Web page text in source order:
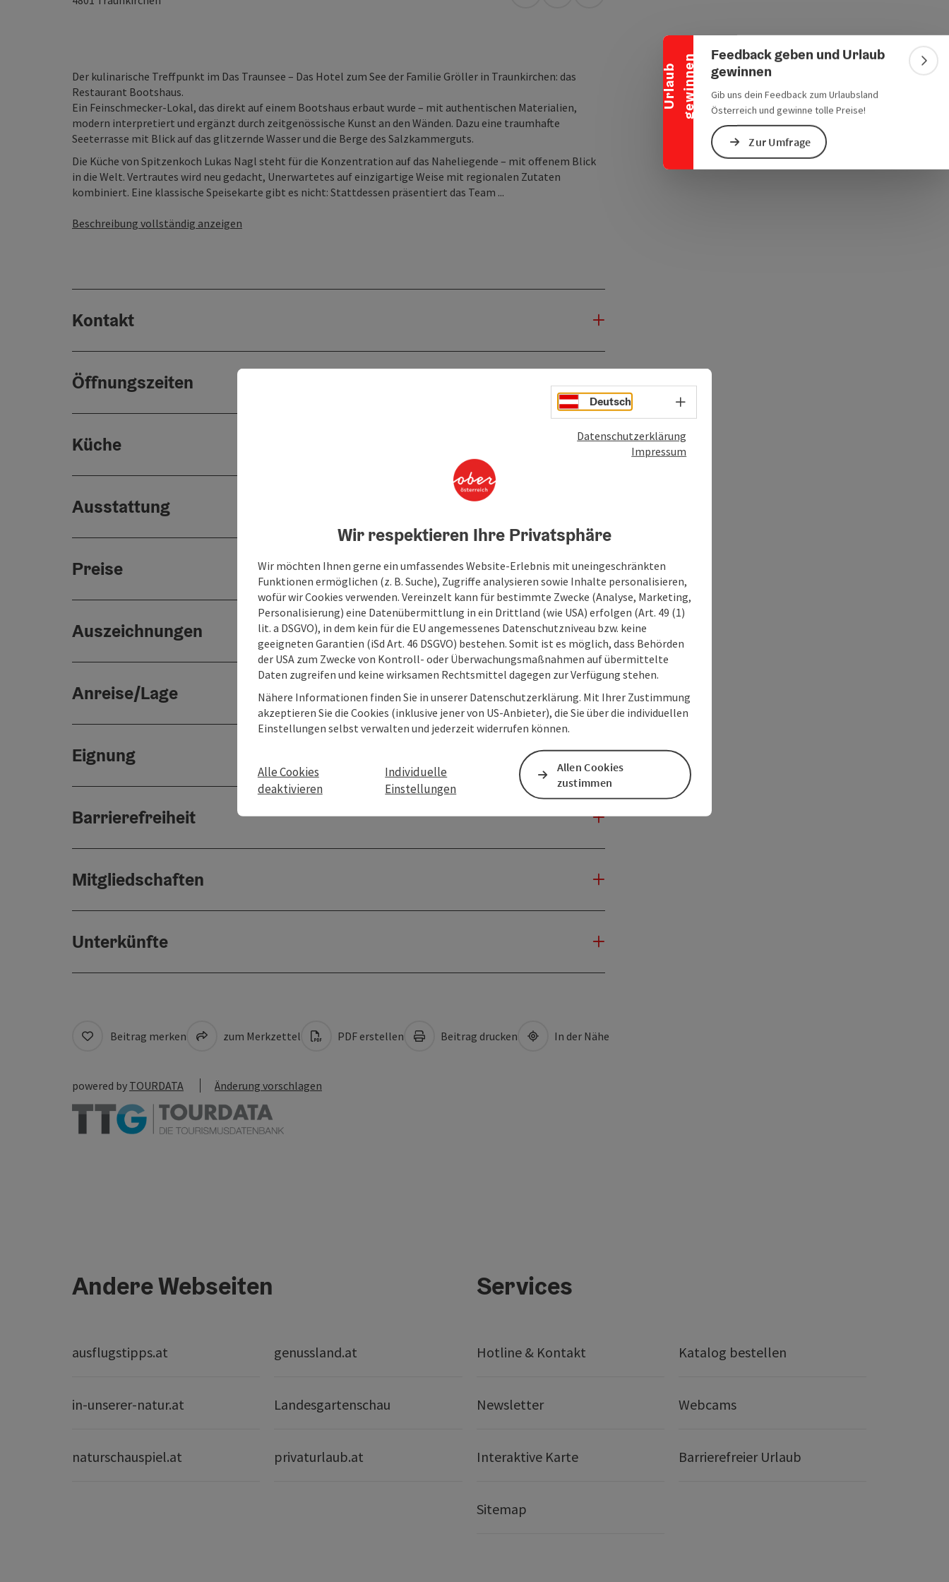
U
r
l
a
u
b
g
e
w
i
n
n
e n
Banner einklappen
Feedback geben und Urlaub
gewinnen
Gib uns dein Feedback zum Urlaubsland
Österreich und gewinne tolle Preise!
Zur Umfrage
Der kulinarische Treffpunkt im Das Traunsee – Das Hotel zum See der Familie Gröller in Traunkirchen: das
Restaurant Bootshaus.
Ein Feinschmecker-Lokal, das direkt auf einem Bootshaus erbaut wurde – mit authentischen Materialien,
modern interpretiert und ergänzt durch zeitgenössische Kunst an den Wänden. Dazu eine traumhafte
Seeterrasse mit Blick auf das glitzernde Wasser und die Berge des Salzkammerguts.
Die Küche von Spitzenkoch Lukas Nagl steht für die Konzentration auf das Naheliegende – mit offenem Blick
in die Welt. Vertrautes wird neu gedacht, Unerwartetes auf einzigartige Weise mit regionalen Zutaten
kombiniert. Eine klassische Speisekarte gibt es nicht: Stattdessen präsentiert das Team ...
Beschreibung vollständig anzeigen
Kontakt
Öffnungszeiten
Küche
Ausstattung
Preise
Auszeichnungen
Anreise/Lage
Eignung
Barrierefreiheit
Mitgliedschaften
Unterkünfte
Beitrag merken zum Merkzettel PDF erstellen Beitrag drucken In der Nähe
powered by TOURDATA Änderung vorschlagen
Andere Webseiten
ausflugstipps.at genussland.at
in-unserer-natur.at Landesgartenschau
naturschauspiel.at privaturlaub.at
Services
Hotline & Kontakt Katalog bestellen
Newsletter Webcams
Interaktive Karte Barrierefreier Urlaub
Sitemap
Deutsch Sprachwahl - Menü öffnen
Datenschutzerklärung
Impressum
Wir respektieren Ihre Privatsphäre
Wir möchten Ihnen gerne ein umfassendes Website-Erlebnis mit uneingeschränkten
Funktionen ermöglichen (z. B. Suche), Zugriffe analysieren sowie Inhalte personalisieren,
wofür wir Cookies verwenden. Vereinzelt kann für bestimmte Zwecke (Analyse, Marketing,
Personalisierung) eine Datenübermittlung in ein Drittland (wie USA) erfolgen (Art. 49 (1)
lit. a DSGVO), in dem kein für die EU angemessenes Datenschutzniveau bzw. keine
geeigneten Garantien (iSd Art. 46 DSGVO) bestehen. Somit ist es möglich, dass Behörden
der USA zum Zwecke von Kontroll- oder Überwachungsmaßnahmen auf übermittelte
Daten zugreifen und keine wirksamen Rechtsmittel dagegen zur Verfügung stehen.
Nähere Informationen finden Sie in unserer Datenschutzerklärung. Mit Ihrer Zustimmung
akzeptieren Sie die Cookies (inklusive jener von US-Anbieter), die Sie über die individuellen
Einstellungen selbst verwalten und jederzeit widerrufen können.
Alle Cookies
deaktivieren
Individuelle
Einstellungen
Allen Cookies
zustimmen